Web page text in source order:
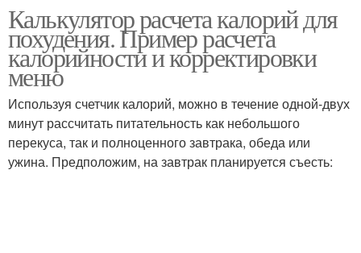
Калькулятор расчета калорий для
похудения. Пример расчета
калорийности и корректировки
меню
Используя счетчик калорий, можно в течение одной-двух
минут рассчитать питательность как небольшого
перекуса, так и полноценного завтрака, обеда или
ужина. Предположим, на завтрак планируется съесть: